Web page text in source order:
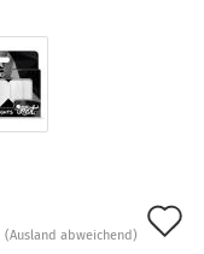
(Ausland abweichend)